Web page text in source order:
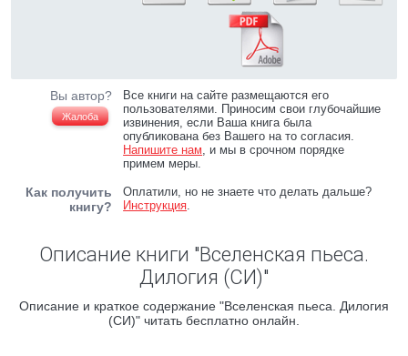
Вы автор?
Жалоба
Все книги на сайте размещаются его
пользователями. Приносим свои глубочайшие
извинения, если Ваша книга была
опубликована без Вашего на то согласия.
Напишите нам, и мы в срочном порядке
примем меры.
Как получить
книгу?
Оплатили, но не знаете что делать дальше?
Инструкция.
Описание книги "Вселенская пьеса.
Дилогия (СИ)"
Описание и краткое содержание "Вселенская пьеса. Дилогия
(СИ)" читать бесплатно онлайн.